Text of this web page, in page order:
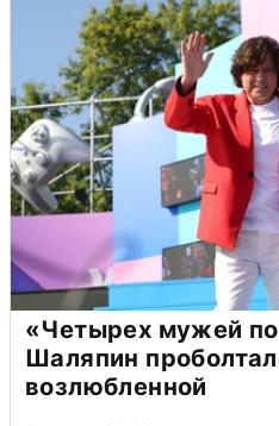
«Четырех мужей
Шаляпин
возлюбленной